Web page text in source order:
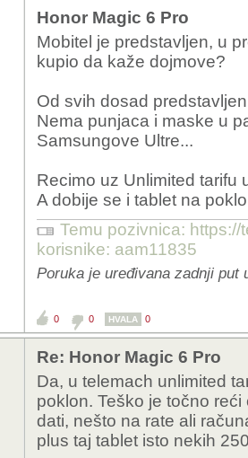
Honor Magic 6 Pro
Mobitel je predstavljen, u
kupio da kaže dojmove?
Od svih dosad
Nema punjaca i maske u
Samsungove Ultre...
Recimo uz Unlimited tarifu
A dobije se i tablet na
Temu pozivnica:
korisnike: aam11835
Poruka je uređivana zadnji put
0 0 HVALA 0
Re: Honor Magic 6 Pro
Da, u telemach unlimited
poklon. Teško je točno
dati, nešto na rate ali
plus taj tablet isto nekih